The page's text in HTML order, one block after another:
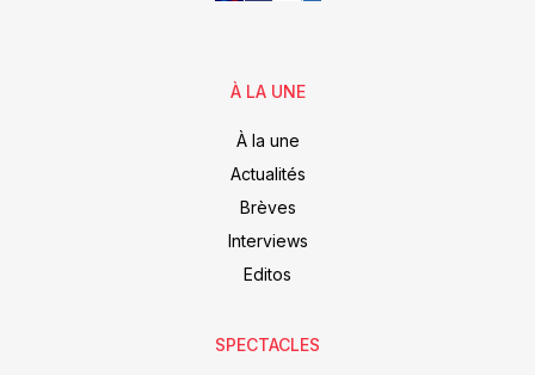
À LA UNE
À la une
Actualités
Brèves
Interviews
Editos
SPECTACLES